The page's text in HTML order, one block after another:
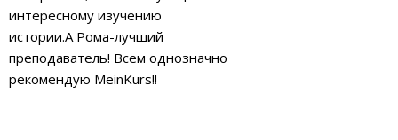
интересному изучению
истории.А Рома-лучший
преподаватель! Всем однозначно
рекомендую MeinKurs!!